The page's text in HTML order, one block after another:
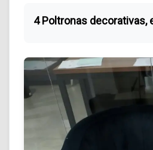
4 Poltronas